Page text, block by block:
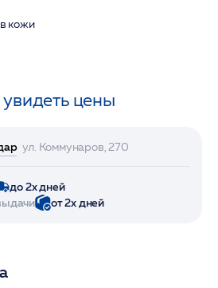
кожи
цены
ул. Коммунаров, 270
до 2х дней
от 2х дней